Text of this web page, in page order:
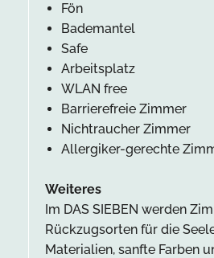
Fön
Bademantel
Safe
Arbeitsplatz
WLAN free
Barrierefreie Zimmer
Nichtraucher Zimmer
Allergiker-gerechte
Weiteres
Im DAS SIEBEN werden
Rückzugsorten für die
Materialien, sanfte Farben